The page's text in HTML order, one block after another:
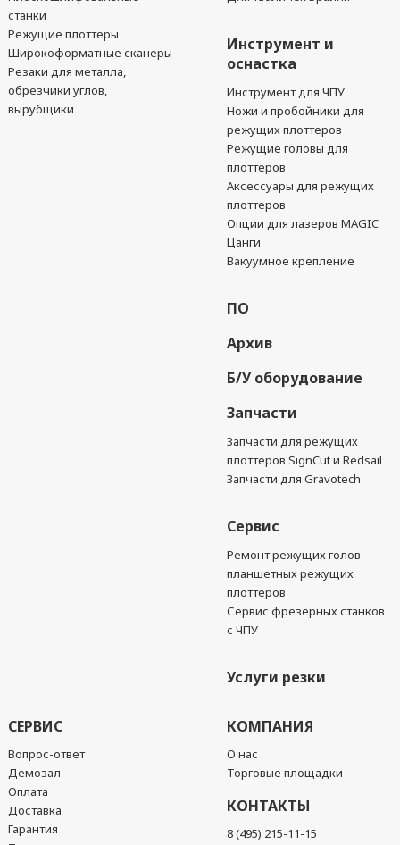
станки
Режущие плоттеры
Широкоформатные сканеры
Резаки для металла,
обрезчики углов,
вырубщики
Инструмент и
оснастка
Инструмент для ЧПУ
Ножи и пробойники для
режущих плоттеров
Режущие головы для
плоттеров
Аксессуары для режущих
плоттеров
Опции для лазеров MAGIC
Цанги
Вакуумное крепление
ПО
Архив
Б/У оборудование
Запчасти
Запчасти для режущих
плоттеров SignCut и Redsail
Запчасти для Gravotech
Сервис
Ремонт режущих голов
планшетных режущих
плоттеров
Сервис фрезерных станков
с ЧПУ
Услуги резки
СЕРВИС
Вопрос-ответ
Демозал
Оплата
Доставка
Гарантия
КОМПАНИЯ
О нас
Торговые площадки
КОНТАКТЫ
8 (495) 215-11-15